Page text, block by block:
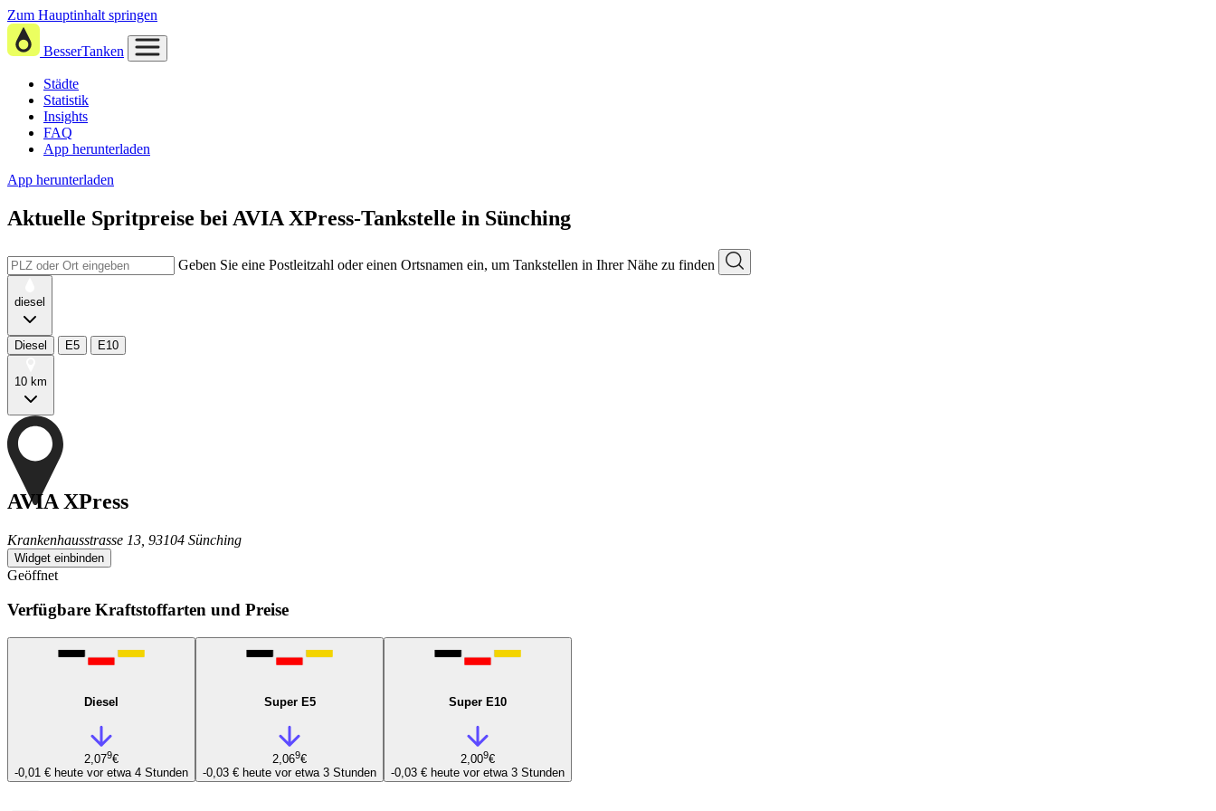
Zum Hauptinhalt springen
BesserTanken
Städte
Statistik
Insights
FAQ
App herunterladen
App herunterladen
Aktuelle Spritpreise bei AVIA XPress-Tankstelle in Sünching
Geben Sie eine Postleitzahl oder einen Ortsnamen ein, um Tankstellen in Ihrer Nähe zu finden
diesel
Diesel E5 E10
10 km
AVIA XPress
Krankenhausstrasse 13, 93104 Sünching
Widget einbinden
Geöffnet
Verfügbare Kraftstoffarten und Preise
Diesel
2,079€
-0,01 € heute vor etwa 4 Stunden
Super E5
2,069€
-0,03 € heute vor etwa 3 Stunden
Super E10
2,009€
-0,03 € heute vor etwa 3 Stunden